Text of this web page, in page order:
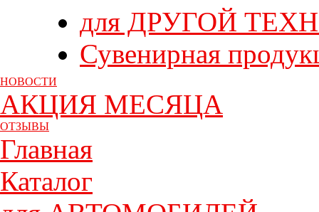
для ДРУГОЙ
Сувенирная
НОВОСТИ
АКЦИЯ МЕСЯЦА
ОТЗЫВЫ
Главная
Каталог